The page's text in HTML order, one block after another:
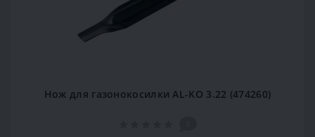
Нож для газонокосилки AL-KO 3.22 (474260)